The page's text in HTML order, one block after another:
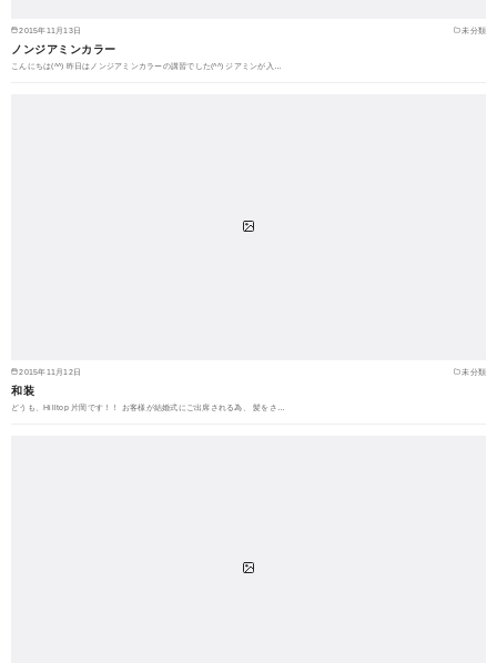
2015年11月13日 未分類
ノンジアミンカラー
こんにちは(^^) 昨日はノンジアミンカラーの講習でした(^^) ジアミンが入…
2015年11月12日 未分類
和装
どうも、Hilltop 片岡です！！ お客様が結婚式にご出席される為、 髪をさ…